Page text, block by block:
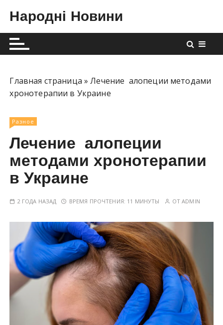
р
й
Народні Новини
Главная страница »Лечение алопеции методами
хронотерапии в Украине
Разное
Лечение алопеции
методами хронотерапии
в Украине
2 ГОДА НАЗАД ВРЕМЯ ПРОЧТЕНИЯ: 11 МИНУТЫ ОТADMIN